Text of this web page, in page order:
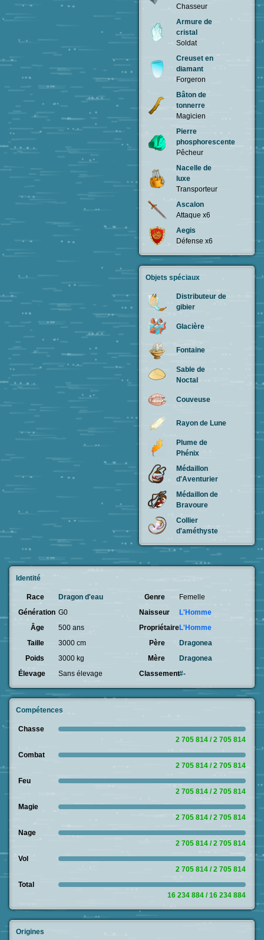
Identité
Race Dragon d'eau Genre
Femelle
Génération G0 Naisseur
L'Homme
Âge
500 ans PropriétaireL'Homme
Taille
3000 cm Père
Dragonea
Poids
3000 kg Mère
Dragonea
Élevage
Sans élevage Classement#-
Compétences
Chasse
2 705 814 / 2 705 814
Combat
2 705 814 / 2 705 814
Feu
2 705 814 / 2 705 814
Magie
2 705 814 / 2 705 814
Nage
2 705 814 / 2 705 814
Vol
2 705 814 / 2 705 814
Total
16 234 884 / 16 234 884
Origines
Chasseur
Armure de
cristal
Soldat
Creuset en
diamant
Forgeron
Bâton de
tonnerre
Magicien
Pierre
phosphorescente
Pêcheur
Nacelle de
luxe
Transporteur
Ascalon
Attaque x6
Aegis
Défense x6
Objets spéciaux
Distributeur de
gibier
Glacière
Fontaine
Sable de
Noctal
Couveuse
Rayon de Lune
Plume de
Phénix
Médaillon
d'Aventurier
Médaillon de
Bravoure
Collier
d'améthyste